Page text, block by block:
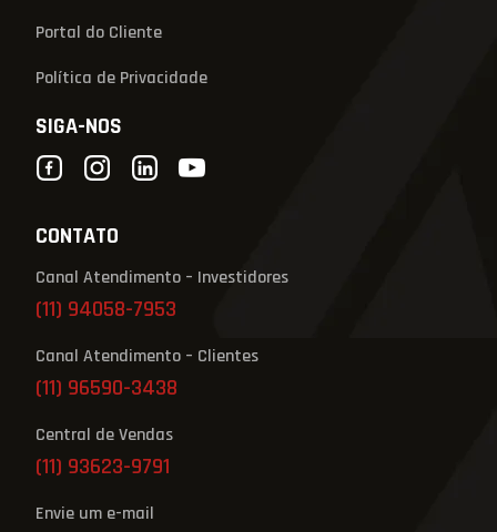
Portal do Cliente
Política de Privacidade
SIGA-NOS
CONTATO
Canal Atendimento – Investidores
(11) 94058-7953
Canal Atendimento – Clientes
(11) 96590-3438
Central de Vendas
(11) 93623-9791
Envie um e-mail